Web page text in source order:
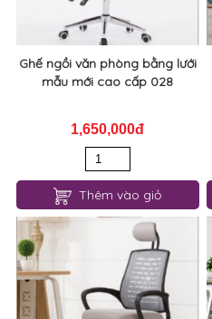
Ghế ngồi văn phòng bằng lưới
mẫu mới cao cấp 028
1,650,000đ
Thêm vào giỏ